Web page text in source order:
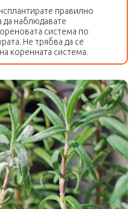
правилно
да наблюдавате
система по
Не трябва да се
коренната система.